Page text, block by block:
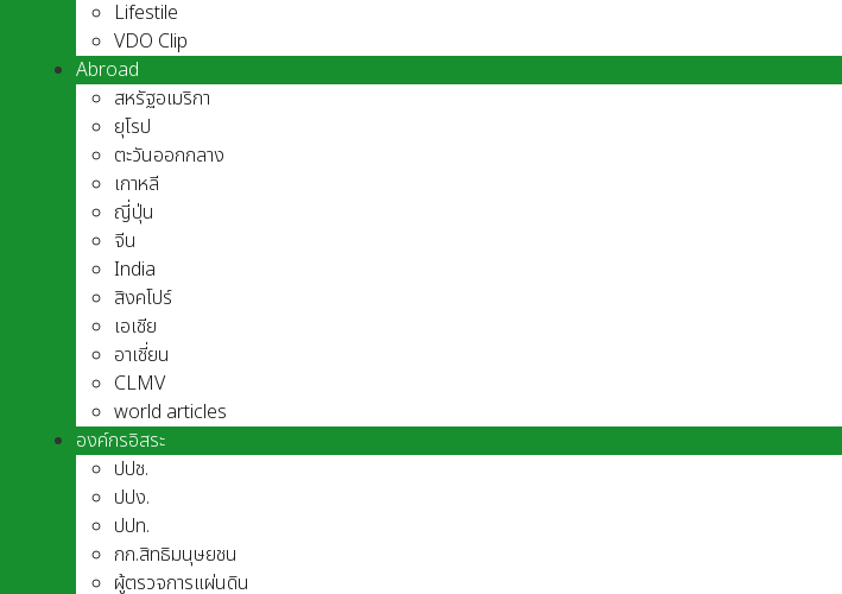
Lifestile
VDO Clip
Abroad
สหรัฐอเมริกา
ยุโรป
ตะวันออกกลาง
เกาหลี
ญี่ปุ่น
จีน
India
สิงคโปร์
เอเชีย
อาเชี่ยน
CLMV
world articles
องค์กรอิสระ
ปปช.
ปปง.
ปปท.
กก.สิทธิมนุษยชน
ผู้ตรวจการแผ่นดิน